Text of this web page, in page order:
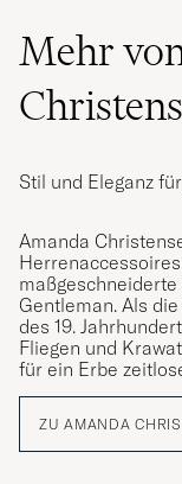
Mehr
Stil und Eleganz
Amanda
Gentleman. Als
des 19.
Fliegen und
für ein Erbe
1949 ist das
und
und den Stil
ZU AMANDA